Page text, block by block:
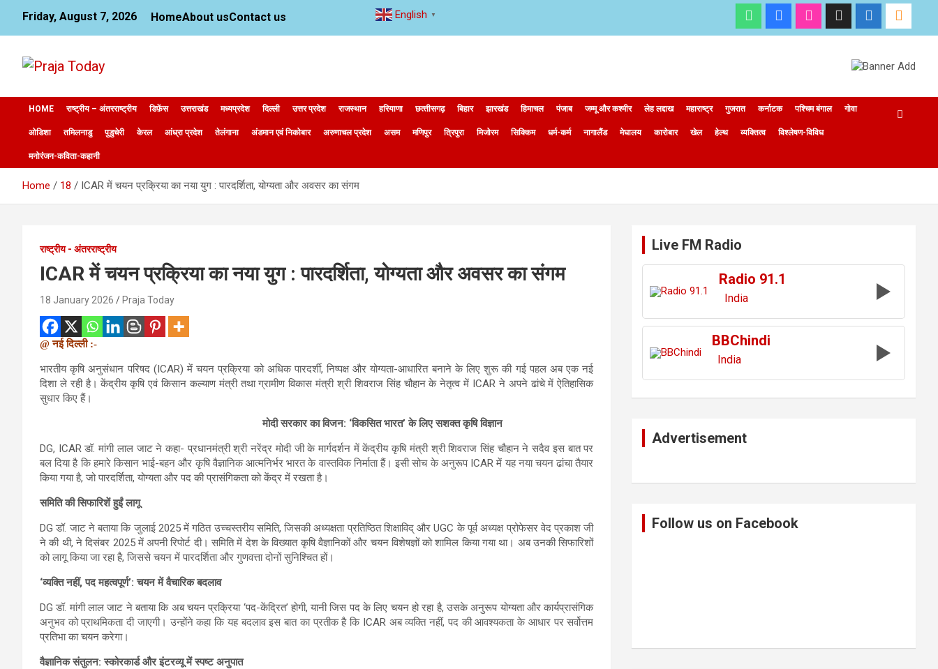
content
Friday, August 7, 2026 HomeAbout usContact us
Praja Today
HOME राष्ट्रीय – अंतरराष्ट्रीय डिफ़ेंस उत्तराखंड मध्यप्रदेश दिल्ली उत्तर प्रदेश राजस्थान हरियाणा छत्‍तीसगढ़ बिहार झारखंड हिमाचल पंजाब जम्मू और कश्मीर लेह लद्दाख महाराष्ट्र गुजरात कर्नाटक पश्चिम बंगाल गोवा
ओडिशा तमिलनाडु पुडुचेरी केरल आंध्रा प्रदेश तेलंगाना अंडमान एवं निकोबार अरुणाचल प्रदेश असम मणिपुर त्रिपुरा मिजोरम सिक्किम धर्म-कर्म नागालैंड मेघालय कारोबार खेल हेल्थ व्यक्तित्व विश्लेषण-विविध
मनोरंजन-कविता-कहानी
Home 18 ICAR में चयन प्रक्रिया का नया युग : पारदर्शिता, योग्यता और अवसर का संगम
राष्ट्रीय - अंतरराष्ट्रीय
ICAR में चयन प्रक्रिया का नया युग : पारदर्शिता, योग्यता और अवसर का संगम
18 January 2026 Praja Today
@ नई दिल्ली :-
भारतीय कृषि अनुसंधान परिषद (ICAR) में चयन प्रक्रिया को अधिक पारदर्शी, निष्पक्ष और योग्यता-आधारित बनाने के लिए शुरू की गई पहल अब एक नई
दिशा ले रही है। केंद्रीय कृषि एवं किसान कल्याण मंत्री तथा ग्रामीण विकास मंत्री श्री शिवराज सिंह चौहान के नेतृत्व में ICAR ने अपने ढांचे में ऐतिहासिक
सुधार किए हैं।
मोदी सरकार का विजन: ‘विकसित भारत’ के लिए सशक्त कृषि विज्ञान
DG, ICAR डॉ. मांगी लाल जाट ने कहा- प्रधानमंत्री श्री नरेंद्र मोदी जी के मार्गदर्शन में केंद्रीय कृषि मंत्री श्री शिवराज सिंह चौहान ने सदैव इस बात पर
बल दिया है कि हमारे किसान भाई-बहन और कृषि वैज्ञानिक आत्मनिर्भर भारत के वास्तविक निर्माता हैं। इसी सोच के अनुरूप ICAR में यह नया चयन ढांचा तैयार
किया गया है, जो पारदर्शिता, योग्यता और पद की प्रासंगिकता को केंद्र में रखता है।
समिति की सिफारिशें हुईं लागू
DG डॉ. जाट ने बताया कि जुलाई 2025 में गठित उच्चस्तरीय समिति, जिसकी अध्यक्षता प्रतिष्ठित शिक्षाविद् और UGC के पूर्व अध्यक्ष प्रोफेसर वेद प्रकाश जी
ने की थी, ने दिसंबर 2025 में अपनी रिपोर्ट दी। समिति में देश के विख्यात कृषि वैज्ञानिकों और चयन विशेषज्ञों को शामिल किया गया था। अब उनकी सिफारिशों
को लागू किया जा रहा है, जिससे चयन में पारदर्शिता और गुणवत्ता दोनों सुनिश्चित हों।
‘व्यक्ति नहीं, पद महत्वपूर्ण’: चयन में वैचारिक बदलाव
DG डॉ. मांगी लाल जाट ने बताया कि अब चयन प्रक्रिया ‘पद-केंद्रित’ होगी, यानी जिस पद के लिए चयन हो रहा है, उसके अनुरूप योग्यता और कार्यप्रासंगिक
अनुभव को प्राथमिकता दी जाएगी। उन्होंने कहा कि यह बदलाव इस बात का प्रतीक है कि ICAR अब व्यक्ति नहीं, पद की आवश्यकता के आधार पर सर्वोत्तम
प्रतिभा का चयन करेगा।
वैज्ञानिक संतुलन: स्कोरकार्ड और इंटरव्यू में स्पष्ट अनुपात
Live FM Radio
Radio 91.1
India
BBChindi
India
Advertisement
Follow us on Facebook
English ▼